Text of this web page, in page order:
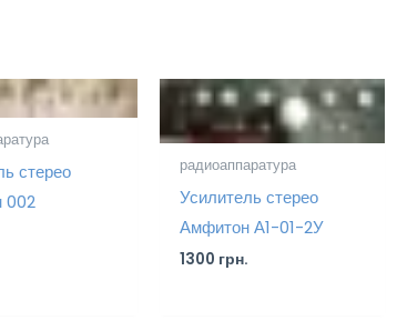
стерео
002
радиоаппаратура
Усилитель стерео
Амфитон А1-01-2У
1300 грн.